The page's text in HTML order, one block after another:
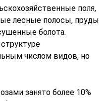
поля,
лесные полосы, пруды
болота.
числом ви­дов, но
занято более 10%